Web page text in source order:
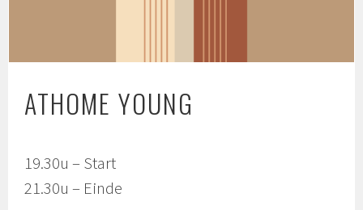
ATHOME YOUNG
19.30u – Start
21.30u – Einde